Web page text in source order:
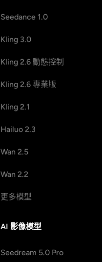
Seedance 1.0
Kling 3.0
Kling 2.6 動態控制
Kling 2.6 專業版
Kling 2.1
Hailuo 2.3
Wan 2.5
Wan 2.2
更多模型
AI 影像模型
Seedream 5.0 Pro